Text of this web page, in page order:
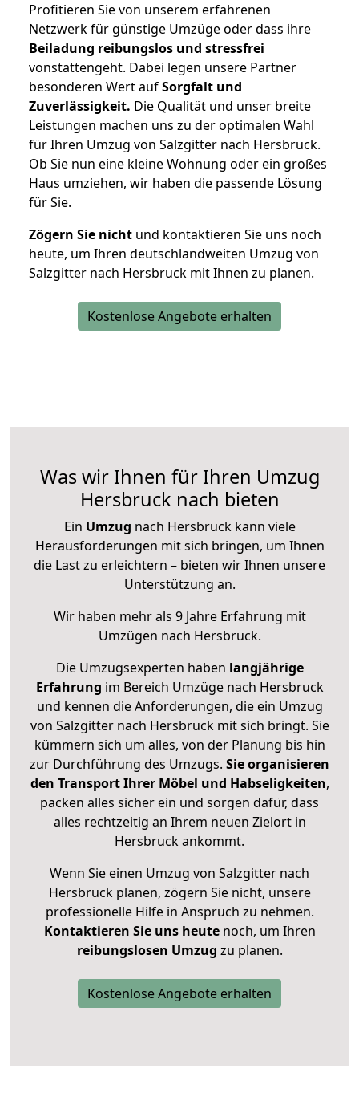
Profitieren Sie von unserem erfahrenen
Netzwerk für günstige Umzüge oder dass ihre
Beiladung reibungslos und stressfrei
vonstattengeht. Dabei legen unsere Partner
besonderen Wert aufSorgfalt und
Zuverlässigkeit. Die Qualität und unser breite
Leistungen machen uns zu der optimalen Wahl
für Ihren Umzug von Salzgitter nach Hersbruck.
Ob Sie nun eine kleine Wohnung oder ein großes
Haus umziehen, wir haben die passende Lösung
für Sie.
Zögern Sie nicht und kontaktieren Sie uns noch
heute, um Ihren deutschlandweiten Umzug von
Salzgitter nach Hersbruck mit Ihnen zu planen.
Kostenlose Angebote erhalten
Was wir Ihnen für Ihren Umzug
Hersbruck nach bieten
Ein Umzug nach Hersbruck kann viele
Herausforderungen mit sich bringen, um Ihnen
die Last zu erleichtern – bieten wir Ihnen unsere
Unterstützung an.
Wir haben mehr als 9 Jahre Erfahrung mit
Umzügen nach Hersbruck.
Die Umzugsexperten haben langjährige
Erfahrung im Bereich Umzüge nach Hersbruck
und kennen die Anforderungen, die ein Umzug
von Salzgitter nach Hersbruck mit sich bringt. Sie
kümmern sich um alles, von der Planung bis hin
zur Durchführung des Umzugs. Sie organisieren
den Transport Ihrer Möbel und Habseligkeiten,
packen alles sicher ein und sorgen dafür, dass
alles rechtzeitig an Ihrem neuen Zielort in
Hersbruck ankommt.
Wenn Sie einen Umzug von Salzgitter nach
Hersbruck planen, zögern Sie nicht, unsere
professionelle Hilfe in Anspruch zu nehmen.
Kontaktieren Sie uns heutenoch, um Ihren
reibungslosen Umzug zu planen.
Kostenlose Angebote erhalten